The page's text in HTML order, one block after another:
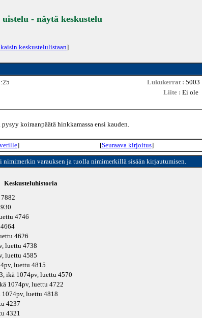
- näytä keskustelu
keskustelulistaan]
Lukukerrat : 5003
Liite : Ei ole
koiraanpäätä hinkkamassa ensi kauden.
] [Seuraava kirjoitus]
varauksen ja tuolla nimimerkillä sisään kirjautumisen.
Keskusteluhistoria
4746
4626
, luettu 4738
, luettu 4585
, luettu 4815
ikä 1074pv, luettu 4570
1074pv, luettu 4722
1074pv, luettu 4818
4237
4321